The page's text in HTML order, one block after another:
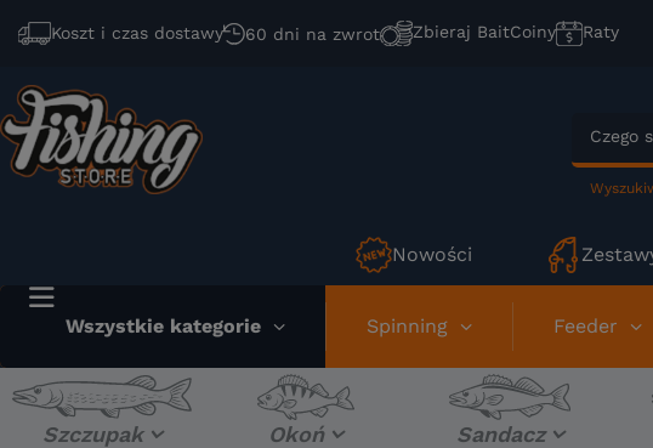
Koszt i czas dostawy 60 dni na zwrot Zbieraj BaitCoiny Raty
Nowości
Wszystkie kategorie Spinning Feeder
Szczupak Okoń Sandacz